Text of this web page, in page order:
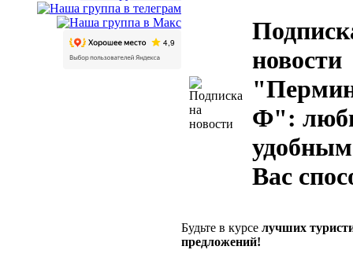
новости
Ф":
Вас
Будьте в курсе лучших
предложений!